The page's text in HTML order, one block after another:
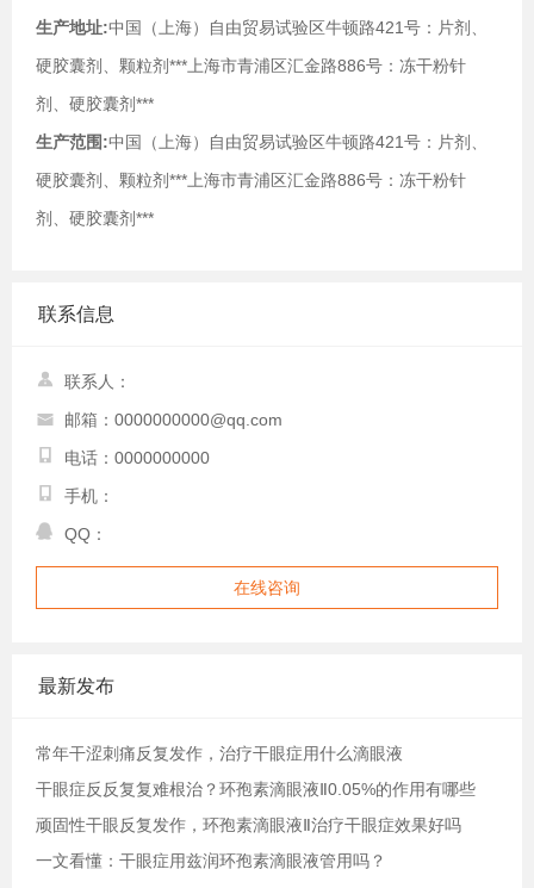
生产地址:中国（上海）自由贸易试验区牛顿路421号：片剂、
硬胶囊剂、颗粒剂***上海市青浦区汇金路886号：冻干粉针
剂、硬胶囊剂***
生产范围:中国（上海）自由贸易试验区牛顿路421号：片剂、
硬胶囊剂、颗粒剂***上海市青浦区汇金路886号：冻干粉针
剂、硬胶囊剂***
联系信息
联系人：
邮箱：0000000000@qq.com
电话：0000000000
手机：
QQ：
在线咨询
最新发布
常年干涩刺痛反复发作，治疗干眼症用什么滴眼液
干眼症反反复复难根治？环孢素滴眼液Ⅱ0.05%的作用有哪些
顽固性干眼反复发作，环孢素滴眼液Ⅱ治疗干眼症效果好吗
一文看懂：干眼症用兹润环孢素滴眼液管用吗？